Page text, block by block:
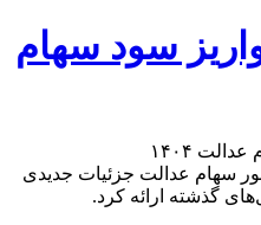
سود سهام
سهام عدالت جزئیات جدیدی
گذشته ارائه کرد.